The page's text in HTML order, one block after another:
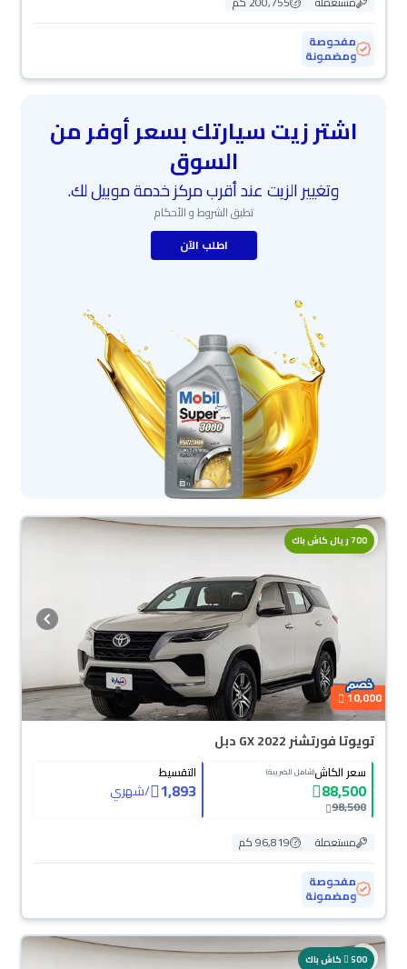
مفحوصة
ومضمونة
اشتر زيت سيارتك بسعر أوفر من
السوق
وتغيير الزيت عند أقرب مركز خدمة موبيل لك.
تطبق الشروط و الأحكام
اطلب الآن
700 ريال كاش باك
10,000
تويوتا فورتشنر GX 2022 دبل
سعر الكاش(شامل الضريبة)
88,500
98,500
التقسيط
1,893
/شهري
مستعملة
96,819 كم
مفحوصة
ومضمونة
500 كاش باك